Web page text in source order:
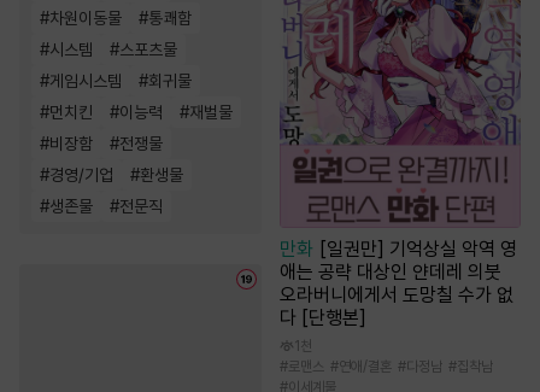
#차원이동물 #통쾌함
#시스템 #스포츠물
#게임시스템 #회귀물
#먼치킨 #이능력 #재벌물
#비장함 #전쟁물
#경영/기업 #환생물
#생존물 #전문직
만화 [일권만] 기억상실 악역 영
애는 공략 대상인 얀데레 의붓
오라버니에게서 도망칠 수가 없
다 [단행본]
1천
#로맨스 #연애/결혼 #다정남 #집착남
#이세계물